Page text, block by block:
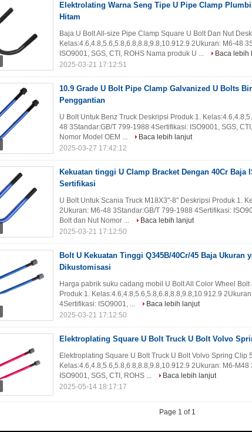
Elektrolating Warna Seng Tipe U Pipe Clamp
Hitam
Baja U Bolt All-size Pipe Clamp Square U Bolt Dan Nut
Kelas:4.6,4.8,5.6,5.8,6.8,8.8,9.8,10.912.9 2Ukuran: M6-48
ISO9001, SGS, CTI, ROHS Nama produk U ...
Baca lebih
2025-03-21 17:12:51
10.9 Grade U Bolt Pipe Clamp Galvanized U Bolts
Penggantian
U Bolt Untuk Benz Truck Deskripsi Produk 1.
48 3Standar:GB/T 799-1988 4Sertifikasi: ISO9001, SGS,
Nomor Model OEM ...
Baca lebih lanjut
2025-03-27 17:42:12
Kekuatan tinggi U Clamp Bracket Dengan 40Cr Baja
Sertifikasi
U Bolt Untuk Scania Truck M18X3"-8" Deskripsi Produk 1.
2Ukuran: M6-48 3Standar:GB/T 799-1988 4Sertifikasi:
Bolt dan Nut Nomor ...
Baca lebih lanjut
2025-03-21 17:12:50
Bolt U Kekuatan Tinggi Q345B/40Cr/45 Baja Ukuran
Dikustomisasi
Harga pabrik suku cadang mobil U Bolt All Color Wheel
Produk 1. Kelas:4.6,4.8,5.6,5.8,6.8,8.8,9.8,10.912.9
4Sertifikasi: ISO9001, ...
Baca lebih lanjut
2025-03-21 17:12:50
Elektroplating Square U Bolt Truck U Bolt Volvo
Elektroplating Square U Bolt Truck U Bolt Volvo Spring Clip
Kelas:4.6,4.8,5.6,5.8,6.8,8.8,9.8,10.912.9 2Ukuran: M6-
ISO9001, SGS, CTI, ROHS ...
Baca lebih lanjut
2025-05-14 18:17:17
Page 1 of 1